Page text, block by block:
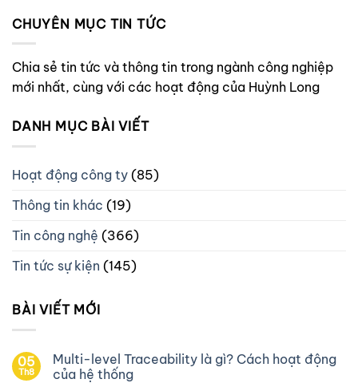
CHUYÊN MỤC TIN TỨC
Chia sẻ tin tức và thông tin trong ngành công nghiệp
mới nhất, cùng với các hoạt động của Huỳnh Long
DANH MỤC BÀI VIẾT
Hoạt động công ty (85)
Thông tin khác (19)
Tin công nghệ (366)
Tin tức sự kiện (145)
BÀI VIẾT MỚI
05
Th8
Multi-level Traceability là gì? Cách hoạt động
của hệ thống